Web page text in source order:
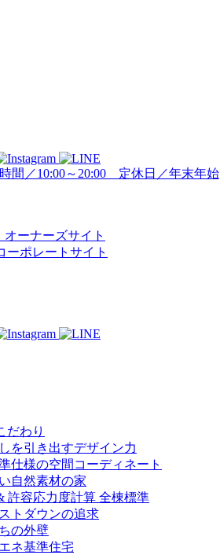
間／10:00～20:00 定休日／年末年始
ーナーズサイト
ーポレートサイト
だわり
を引き出すデザイン力
仕様の空間コーディネート
自然素材の家
許容応力度計算 全棟標準
トダウンの追求
の外壁
ネ基準住宅